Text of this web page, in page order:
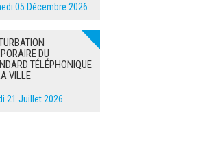
05 Décembre 2026
DU
TÉLÉPHONIQUE
VILLE
21 Juillet 2026